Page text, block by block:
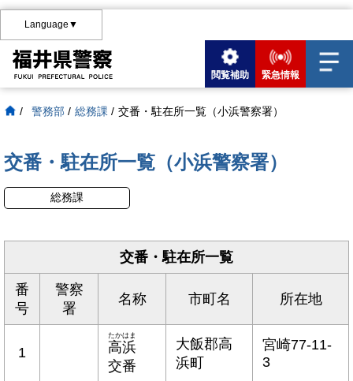
Language▼
閲覧補助 緊急情報
/ 警務部 / 総務課 / 交番・駐在所一覧（小浜警察署）
交番・駐在所一覧（小浜警察署）
総務課
交番・駐在所一覧
番
号
警察
署
名称 市町名 所在地
1 高浜
たかはま
交番
大飯郡高
浜町
宮崎77-11-
3